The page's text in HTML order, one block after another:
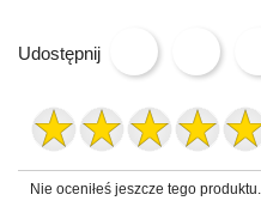
Udostępnij
Nie oceniłeś jeszcze tego produktu.